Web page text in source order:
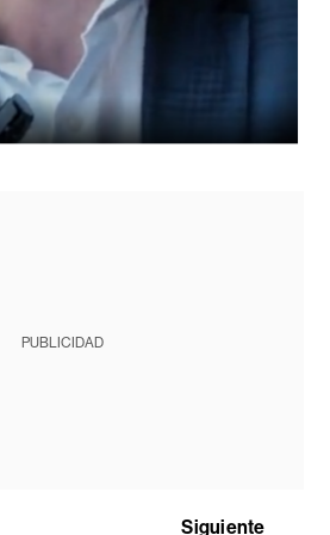
PUBLICIDAD
Siguiente